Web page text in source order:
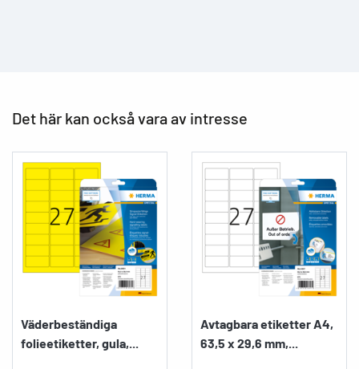
Det här kan också vara av intresse
Väderbeständiga
folieetiketter, gula,...
Avtagbara etiketter A4,
63,5 x 29,6 mm,...